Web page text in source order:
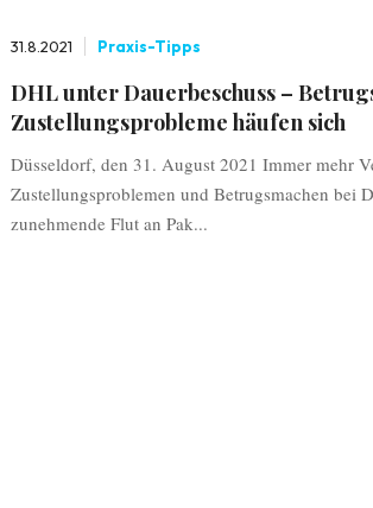
31.8.2021 Praxis-Tipps
DHL unter Dauerbeschuss –
Zustellungsprobleme häufen sich
Düsseldorf, den 31. August 2021 Immer mehr
Zustellungsproblemen und Betrugsmachen bei
zunehmende Flut an Pak...